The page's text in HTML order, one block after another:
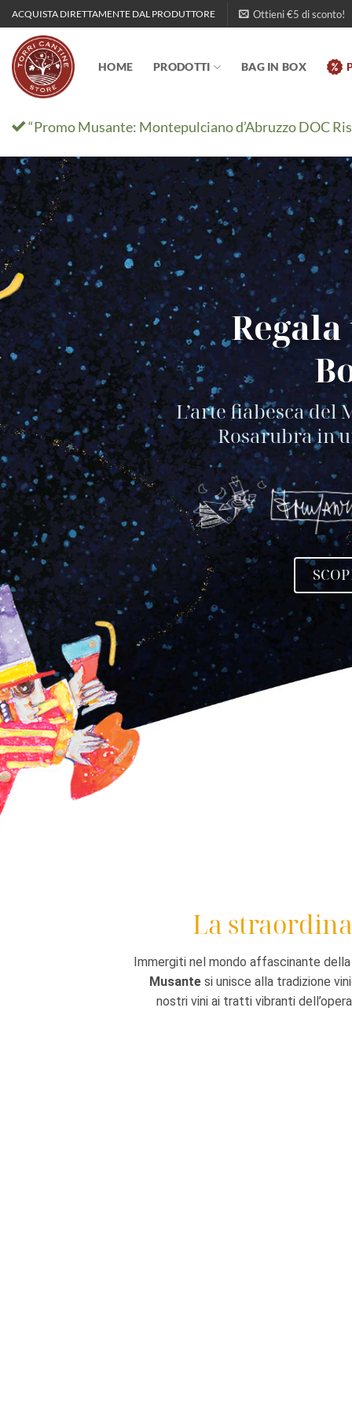
Salta
ai
contenuti
ACQUISTA DIRETTAMENTE DAL PRODUTTORE Ottieni €5 di sconto!
HOME PRODOTTI BAG IN BOX
“Promo Musante: Montepulciano d’Abruzzo DOC
L’arte fiabesca del
Rosarubra in
La
Immergiti nel mondo affascinante
Musante si unisce alla tradizione
nostri vini ai tratti vibranti